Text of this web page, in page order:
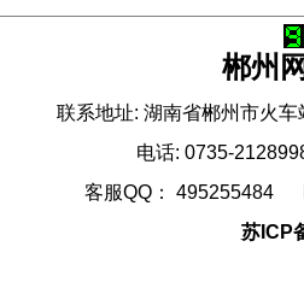
郴州
联系地址: 湖南省郴州市火
电话: 0735-
客服QQ： 495255484
苏ICP